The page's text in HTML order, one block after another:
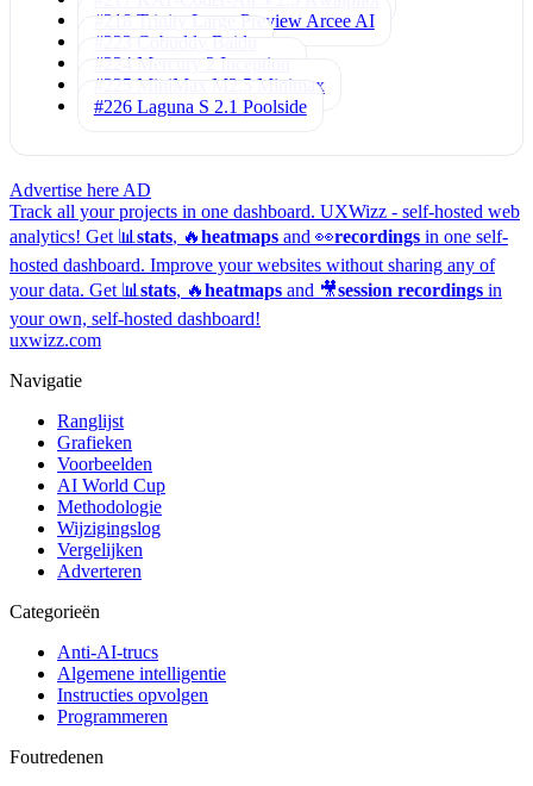
#218 Trinity Large Preview Arcee AI
#223 Cobuddy Baidu
#224 Mercury 2 Inception
#225 MiniMax M2.5 Minimax
#226 Laguna S 2.1 Poolside
Advertise here AD
Track all your projects in one dashboard. UXWizz - self-hosted web
analytics! Get 📊 stats, 🔥heatmaps and 👀recordings in one self-
hosted dashboard. Improve your websites without sharing any of
your data. Get 📊 stats, 🔥heatmaps and 🎥session recordings in
your own, self-hosted dashboard!
uxwizz.com
Navigatie
Ranglijst
Grafieken
Voorbeelden
AI World Cup
Methodologie
Wijzigingslog
Vergelijken
Adverteren
Categorieën
Anti-AI-trucs
Algemene intelligentie
Instructies opvolgen
Programmeren
Foutredenen